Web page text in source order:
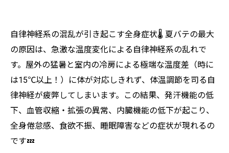
自律神経系の混乱が引き起こす全身症状🌡️ 夏バテの最大
の原因は、急激な温度変化による自律神経系の乱れで
す。屋外の猛暑と室内の冷房による極端な温度差（時に
は15℃以上！）に体が対応しきれず、体温調節を司る自
律神経が疲弊してしまいます。この結果、発汗機能の低
下、血管収縮・拡張の異常、内臓機能の低下が起こり、
全身倦怠感、食欲不振、睡眠障害などの症状が現れるの
です💤